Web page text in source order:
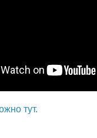
тут.